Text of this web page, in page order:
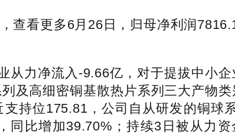
看更多6月26日，归母净利润
力净流入-9.66亿，对于提拔中小企
及高细密铜基散热片系列三大产物
持位175.81，公司自从研发的铜球
比增加39.70%；持续3日被从力